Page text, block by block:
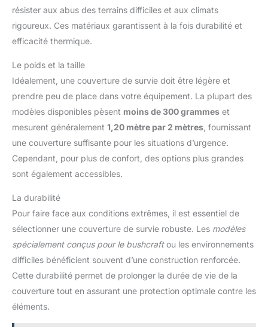
résister aux abus des terrains difficiles et aux climats
rigoureux. Ces matériaux garantissent à la fois durabilité et
efficacité thermique.
Le poids et la taille
Idéalement, une couverture de survie doit être légère et
prendre peu de place dans votre équipement. La plupart des
modèles disponibles pèsent moins de 300 grammes et
mesurent généralement 1,20 mètre par 2 mètres , fournissant
une couverture suffisante pour les situations d’urgence.
Cependant, pour plus de confort, des options plus grandes
sont également accessibles.
La durabilité
Pour faire face aux conditions extrêmes, il est essentiel de
sélectionner une couverture de survie robuste. Les modèles
spécialement conçus pour le bushcraftou les environnements
difficiles bénéficient souvent d’une construction renforcée.
Cette durabilité permet de prolonger la durée de vie de la
couverture tout en assurant une protection optimale contre les
éléments.